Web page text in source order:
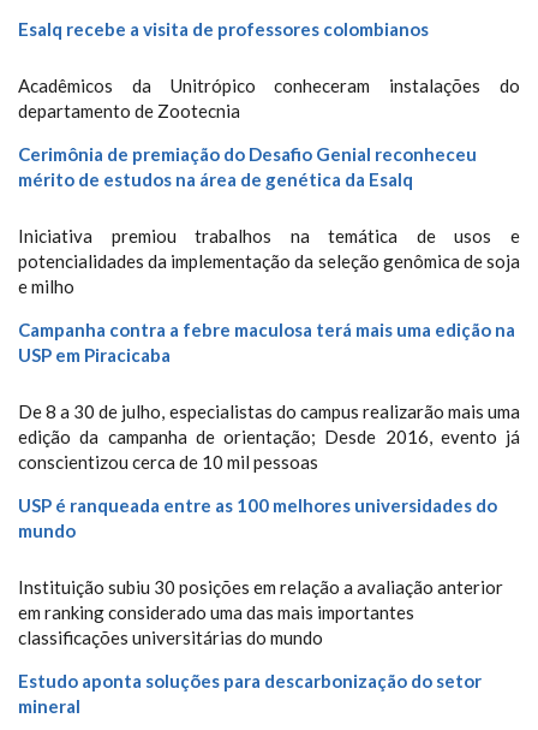
Esalq recebe a visita de professores colombianos
Acadêmicos da Unitrópico conheceram instalações do
departamento de Zootecnia
Cerimônia de premiação do Desafio Genial reconheceu
mérito de estudos na área de genética da Esalq
Iniciativa premiou trabalhos na temática de usos e
potencialidades da implementação da seleção genômica de soja
e milho
Campanha contra a febre maculosa terá mais uma edição na
USP em Piracicaba
De 8 a 30 de julho, especialistas do campus realizarão mais uma
edição da campanha de orientação; Desde 2016, evento já
conscientizou cerca de 10 mil pessoas
USP é ranqueada entre as 100 melhores universidades do
mundo
Instituição subiu 30 posições em relação a avaliação anterior
em ranking considerado uma das mais importantes
classificações universitárias do mundo
Estudo aponta soluções para descarbonização do setor
mineral